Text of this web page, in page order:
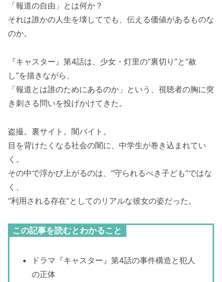
「報道の自由」とは何か？
それは誰かの人生を壊してでも、伝える価値があるものな
のか。
『キャスター』第4話は、少女・灯里の“裏切り”と“赦
し”を描きながら、
「報道とは誰のためにあるのか」という、視聴者の胸に突
き刺さる問いを投げかけてきた。
盗撮。裏サイト。闇バイト。
目を背けたくなる社会の闇に、中学生が巻き込まれてい
く。
その中で浮かび上がるのは、“守られるべき子ども”ではな
く、
“利用される存在”としてのリアルな彼女の姿だった。
この記事を読むとわかること
ドラマ『キャスター』第4話の事件構造と犯人
の正体